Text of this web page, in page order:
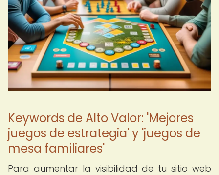
Keywords de Alto Valor: 'Mejores
juegos de estrategia' y 'juegos de
mesa familiares'
Para aumentar la visibilidad de tu sitio web